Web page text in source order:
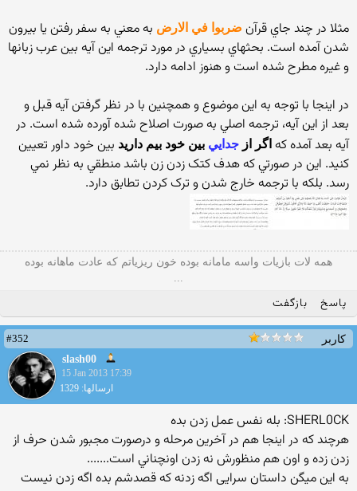
مثلا در چند جاي قرآن ضربوا في الارض به معني به سفر رفتن يا بيرون
شدن آمده است. بحثهاي بسياري در مورد ترجمه اين آيه بين عرب زبانها
و غيره مطرح شده است و هنوز ادامه دارد.
در اينجا با توجه به اين موضوع و همچنين با در نظر گرفتن آيه قبل و
بعد از اين آيه، ترجمه اصلي به صورت اصلاح شده آورده شده است. در
آيه بعد آمده که اگر از جدايي بين خود بيم داريد بين خود داور تعيين
کنيد. اين در صورتي که هدف کتک زدن زن باشد منطقي به نظر نمي
رسد. بلکه با ترجمه خارج شدن و ترک کردن تطابق دارد.
همه لات بازیات واسه مامانه بوده خون ریزیاتم که عادت ماهانه بوده
...
پاسخ بازگفت
کاربر
#352
slash00
15 Jan 2013 17:39
ارسالها: 1329
SHERL0CK: بله نفس عمل زدن بده
هرچند كه در اينجا هم در آخرين مرحله و درصورت مجبور شدن حرف از
زدن زده و اون هم منظورش نه زدن اونچناني است.......
به این میگن داستان سرایی اگه زدنه که قصدشم بده اگه زدن نیست